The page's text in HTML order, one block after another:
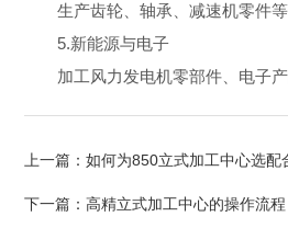
生产齿轮、轴承、减速机零件等
5.新能源与电子
加工风力发电机零部件、电子产
上一篇： 如何为850立式加工中心选配
下一篇： 高精立式加工中心的操作流